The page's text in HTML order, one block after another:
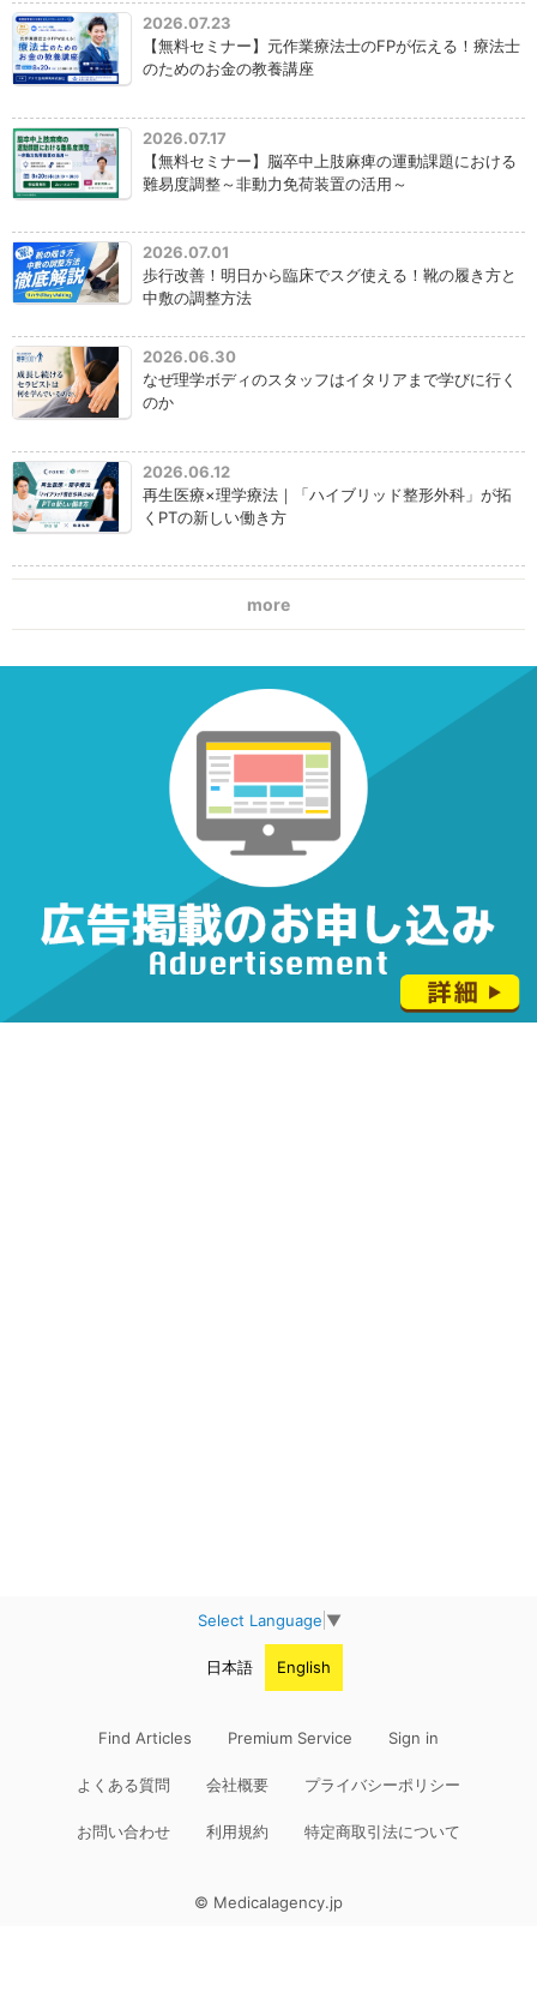
2026.07.23
【無料セミナー】元作業療法士のFPが伝える！療法士
のためのお金の教養講座
2026.07.17
【無料セミナー】脳卒中上肢麻痺の運動課題における
難易度調整～非動力免荷装置の活用～
2026.07.01
歩行改善！明日から臨床でスグ使える！靴の履き方と
中敷の調整方法
2026.06.30
なぜ理学ボディのスタッフはイタリアまで学びに行く
のか
2026.06.12
再生医療×理学療法｜「ハイブリッド整形外科」が拓
くPTの新しい働き方
more
Select Language ▼
日本語 English
Find Articles Premium Service Sign in
よくある質問 会社概要 プライバシーポリシー
お問い合わせ 利用規約 特定商取引法について
© Medicalagency.jp